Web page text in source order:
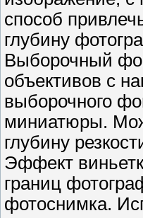
способ
глубину
Выборочный
объективов с
выборочного
миниатюры.
глубину
Эффект
границ
фотоснимка.